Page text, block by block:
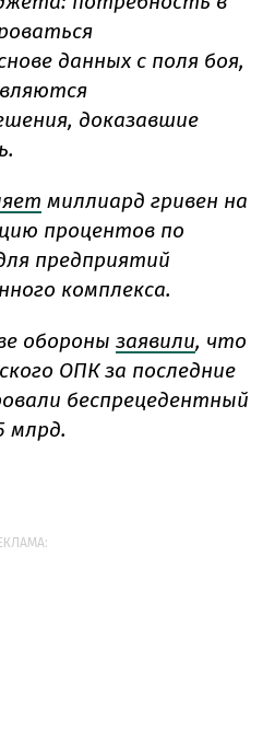
данных с поля боя,
доказавшие
миллиард гривен на
процентов по
предприятий
комплекса.
обороны заявили, что
ОПК за последние
беспрецедентный
млрд.